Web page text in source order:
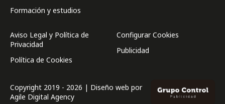
Formación y estudios
Aviso Legal y Política de
Privacidad
Política de Cookies
Configurar Cookies
Publicidad
Copyright 2019 - 2026 | Diseño web por
Agile Digital Agency